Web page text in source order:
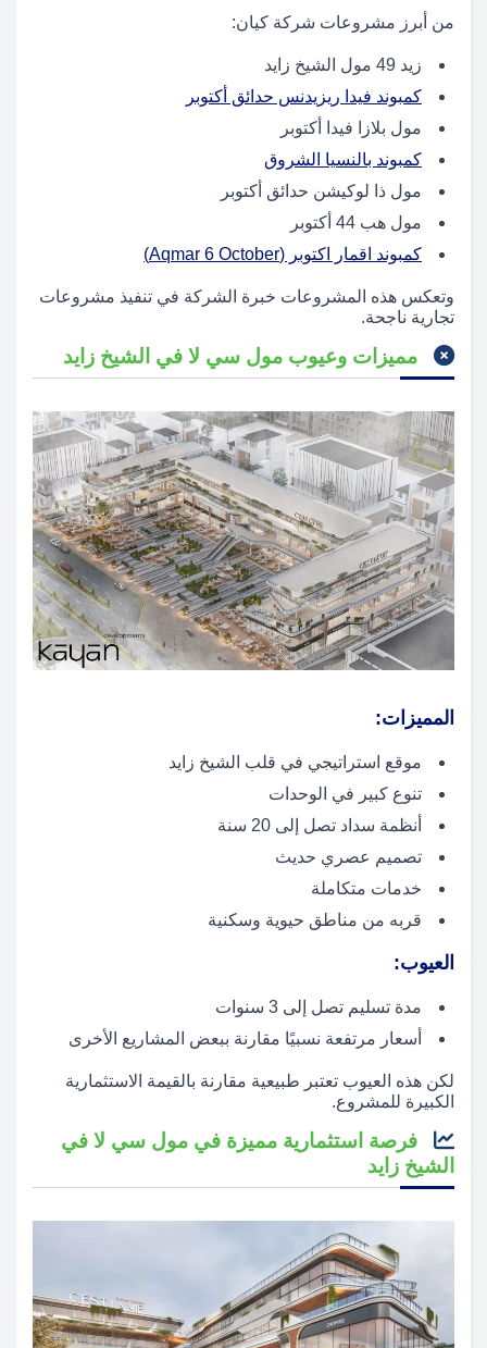
من أبرز مشروعات شركة كيان:
زيد 49 مول الشيخ زايد
كمبوند فيدا ريزيدنس حدائق أكتوبر
مول بلازا فيدا أكتوبر
كمبوند بالنسيا الشروق
مول ذا لوكيشن حدائق أكتوبر
مول هب 44 أكتوبر
كمبوند اقمار اكتوبر (Aqmar 6 October)
وتعكس هذه المشروعات خبرة الشركة في تنفيذ مشروعات
تجارية ناجحة.
مميزات وعيوب مول سي لا في الشيخ زايد
المميزات:
موقع استراتيجي في قلب الشيخ زايد
تنوع كبير في الوحدات
أنظمة سداد تصل إلى 20 سنة
تصميم عصري حديث
خدمات متكاملة
قربه من مناطق حيوية وسكنية
العيوب:
مدة تسليم تصل إلى 3 سنوات
أسعار مرتفعة نسبيًا مقارنة ببعض المشاريع الأخرى
لكن هذه العيوب تعتبر طبيعية مقارنة بالقيمة الاستثمارية
الكبيرة للمشروع.
فرصة استثمارية مميزة في مول سي لا في
الشيخ زايد